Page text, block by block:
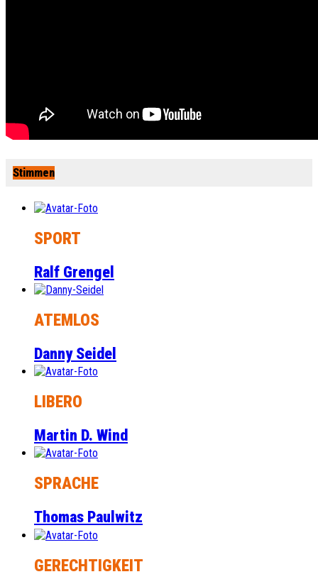
Stimmen
SPORT
Ralf Grengel
ATEMLOS
Danny Seidel
LIBERO
Martin D. Wind
SPRACHE
Thomas Paulwitz
GERECHTIGKEIT